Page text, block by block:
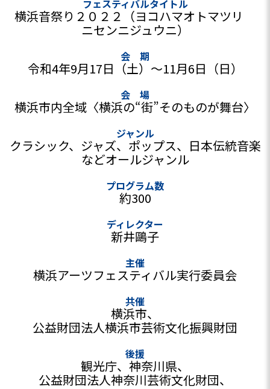
フェスティバルタイトル
横浜音祭り２０２２（ヨコハマオトマツリ
ニセンニジュウニ）
会 期
令和4年9月17日（土）～11月6日（日）
会 場
横浜市内全域〈横浜の“街”そのものが舞台〉
ジャンル
クラシック、ジャズ、ポップス、日本伝統音楽
などオールジャンル
プログラム数
約300
ディレクター
新井鷗子
主催
横浜アーツフェスティバル実行委員会
共催
横浜市、
公益財団法人横浜市芸術文化振興財団
後援
観光庁、 神奈川県、
公益財団法人神奈川芸術文化財団、